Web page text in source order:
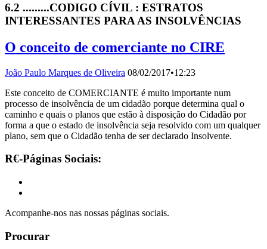
6.2 .........CODIGO CÍVIL : ESTRATOS
INTERESSANTES PARA AS INSOLVÊNCIAS
O conceito de comerciante no CIRE
João Paulo Marques de Oliveira 08/02/2017•12:23
Este conceito de COMERCIANTE é muito importante num
processo de insolvência de um cidadão porque determina qual o
caminho e quais o planos que estão à disposição do Cidadão por
forma a que o estado de insolvência seja resolvido com um qualquer
plano, sem que o Cidadão tenha de ser declarado Insolvente.
R€-Páginas Sociais:
Acompanhe-nos nas nossas páginas sociais.
Procurar